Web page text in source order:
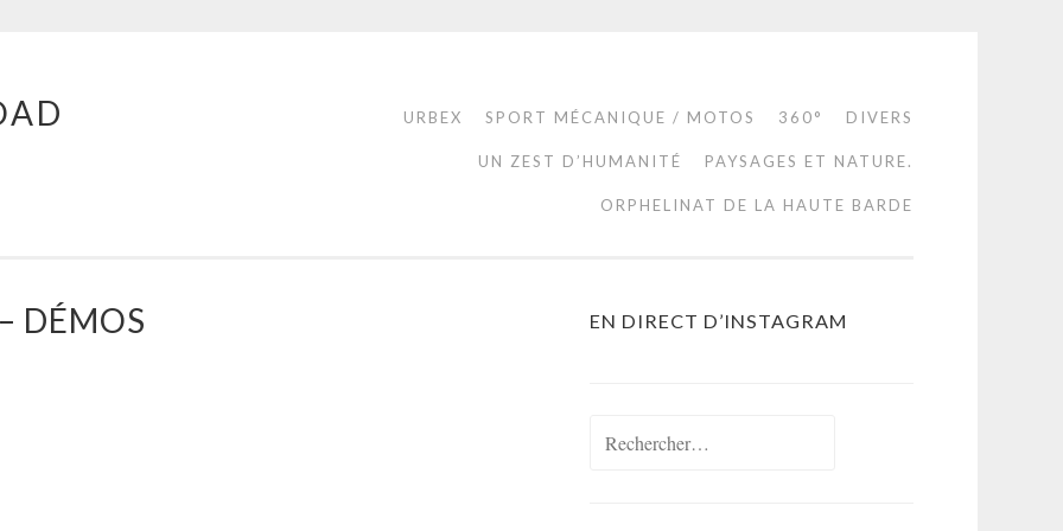
URBEX SPORT MÉCANIQUE / MOTOS 360° DIVERS
UN ZEST D’HUMANITÉ PAYSAGES ET NATURE.
ORPHELINAT DE LA HAUTE BARDE
DÉMOS EN DIRECT D’INSTAGRAM